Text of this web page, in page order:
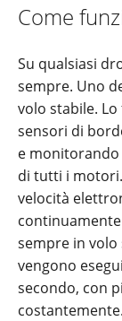
Come
Su qualsiasi
sempre. Uno
volo stabile.
sensori di
e monitorando
di tutti i
velocità
sempre in
vengono
secondo, con
costantemente.